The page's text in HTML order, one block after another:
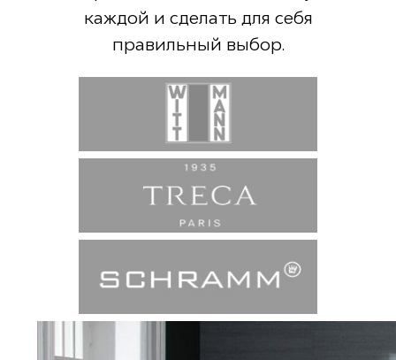
каждой и сделать для себя
правильный выбор.